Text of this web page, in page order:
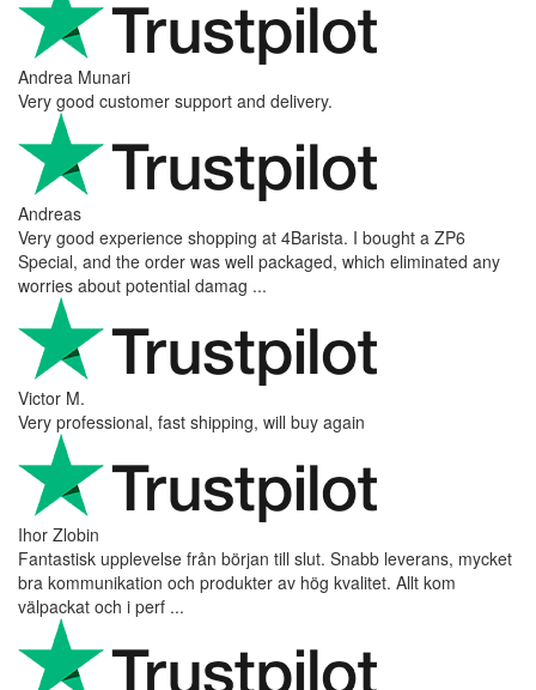
Andrea Munari
Very good customer support and delivery.
Andreas
Very good experience shopping at 4Barista. I bought a ZP6
Special, and the order was well packaged, which eliminated any
worries about potential damag ...
Victor M.
Very professional, fast shipping, will buy again
Ihor Zlobin
Fantastisk upplevelse från början till slut. Snabb leverans, mycket
bra kommunikation och produkter av hög kvalitet. Allt kom
välpackat och i perf ...